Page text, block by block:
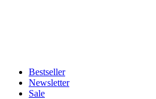
Bestseller
Newsletter
Sale